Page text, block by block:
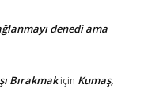
denedi ama
Bırakmakiçin Kumaş,